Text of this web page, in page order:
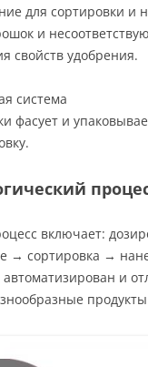
для сортировки и
и
свойств удобрения.
система
фасует и
включает:
→ сортировка →
автоматизирован и